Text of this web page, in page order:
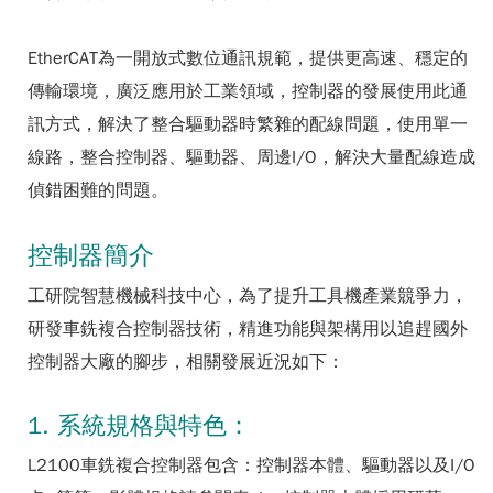
EtherCAT為一開放式數位通訊規範，提供更高速、穩定的
傳輸環境，廣泛應用於工業領域，控制器的發展使用此通
訊方式，解決了整合驅動器時繁雜的配線問題，使用單一
線路，整合控制器、驅動器、周邊I/O，解決大量配線造成
偵錯困難的問題。
控制器簡介
工研院智慧機械科技中心，為了提升工具機產業競爭力，
研發車銑複合控制器技術，精進功能與架構用以追趕國外
控制器大廠的腳步，相關發展近況如下：
1. 系統規格與特色：
L2100車銑複合控制器包含：控制器本體、驅動器以及I/O